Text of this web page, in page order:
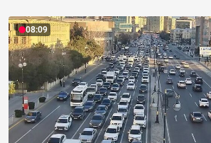
08:09